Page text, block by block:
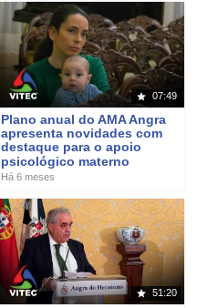
07:49
Plano anual do AMA Angra
apresenta novidades com
destaque para o apoio
psicológico materno
Há 6 meses
51:20